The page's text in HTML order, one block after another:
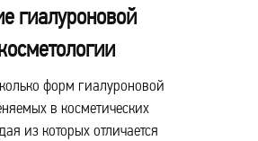
гиалуроновой
форм гиалуроновой
в косметических
из которых отличается